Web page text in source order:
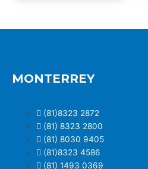
MONTERREY
(81)8323 2872
(81) 8323 2800
(81) 8030 9405
(81)8323 4586
(81) 1493 0369